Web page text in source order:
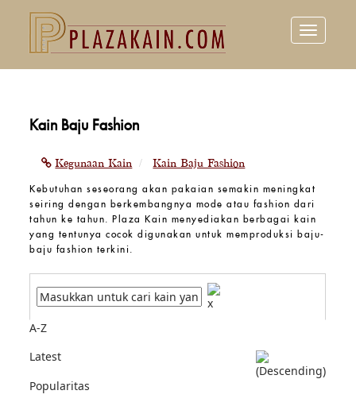
Toggle
navigation
Kain Baju Fashion
Kegunaan Kain Kain Baju Fashion
Kebutuhan seseorang akan pakaian semakin meningkat
seiring dengan berkembangnya mode atau fashion dari
tahun ke tahun. Plaza Kain menyediakan berbagai kain
yang tentunya cocok digunakan untuk memproduksi baju-
baju fashion terkini.
A-Z
Latest
Popularitas